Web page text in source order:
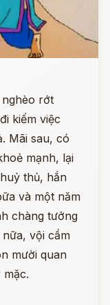
rớt
kiếm việc
Mãi sau, có
mạnh, lại
thủ, hắn
và một năm
chàng tưởng
vội cầm
mười quan